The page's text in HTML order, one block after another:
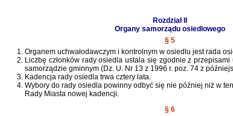
Rozdział II
Organy samorządu osiedlowego
§ 5
Organem uchwałodawczym i kontrolnym w osiedlu jest rada
Liczbę członków rady osiedla ustala się zgodnie z
samorządzie gminnym (Dz. U. Nr 13 z 1996 r. poz. 74 z
Kadencja rady osiedla trwa cztery lata.
Wybory do rady osiedla powinny odbyć się nie później niż w
Rady Miasta nowej kadencji.
§ 6